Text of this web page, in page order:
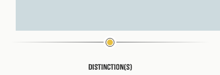
Distinction(s)